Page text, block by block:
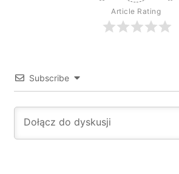
Article Rating
Subscribe